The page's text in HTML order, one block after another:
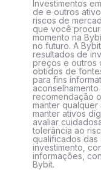
Investimentos
de e outros
riscos de
que você
momento na
no futuro. A
resultados de
preços e outros
obtidos de
para fins
recomendação
manter
manter ativos
avaliar
tolerância ao
qualificados das
investimento,
informações,
Bybit.